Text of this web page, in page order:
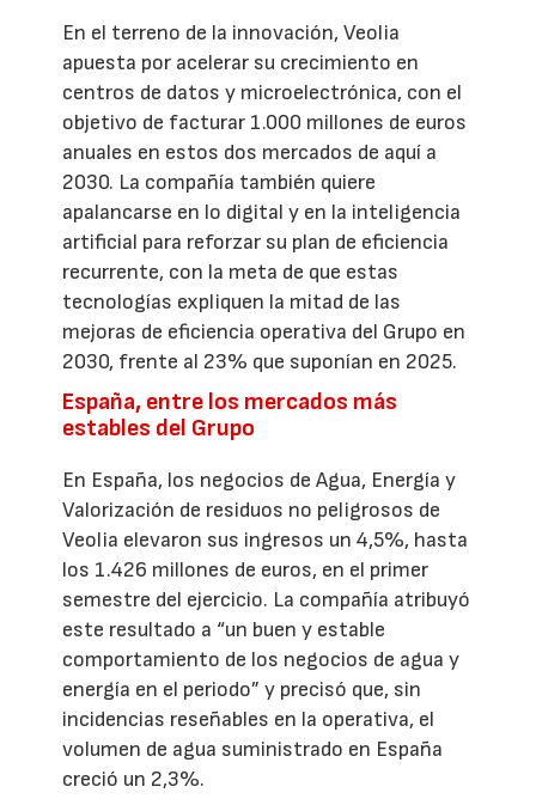
En el terreno de la innovación, Veolia
apuesta por acelerar su crecimiento en
centros de datos y microelectrónica, con el
objetivo de facturar 1.000 millones de euros
anuales en estos dos mercados de aquí a
2030. La compañía también quiere
apalancarse en lo digital y en la inteligencia
artificial para reforzar su plan de eficiencia
recurrente, con la meta de que estas
tecnologías expliquen la mitad de las
mejoras de eficiencia operativa del Grupo en
2030, frente al 23% que suponían en 2025.
España, entre los mercados más
estables del Grupo
En España, los negocios de Agua, Energía y
Valorización de residuos no peligrosos de
Veolia elevaron sus ingresos un 4,5%, hasta
los 1.426 millones de euros, en el primer
semestre del ejercicio. La compañía atribuyó
este resultado a “un buen y estable
comportamiento de los negocios de agua y
energía en el periodo” y precisó que, sin
incidencias reseñables en la operativa, el
volumen de agua suministrado en España
creció un 2,3%.